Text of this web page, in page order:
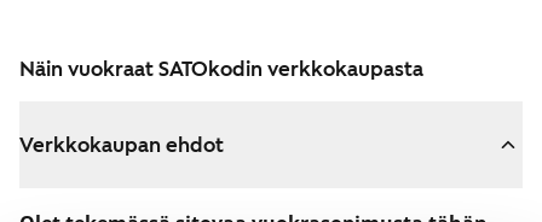
Näin vuokraat SATOkodin verkkokaupasta
Verkkokaupan ehdot